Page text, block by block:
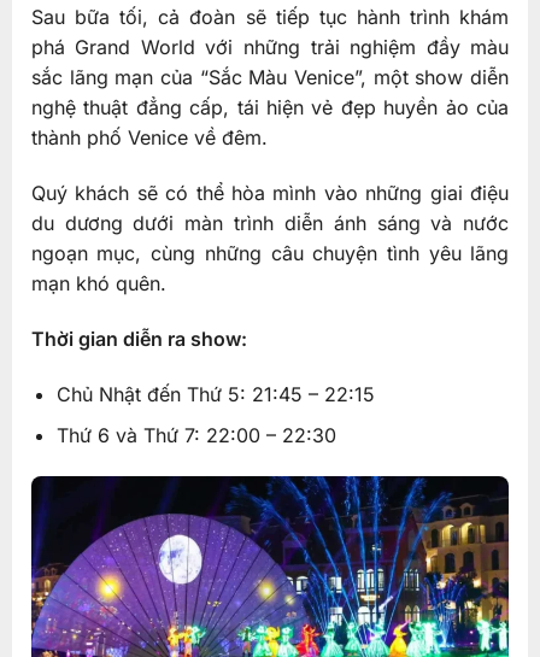
Sau bữa tối, cả đoàn sẽ tiếp tục hành trình khám
phá Grand World với những trải nghiệm đầy màu
sắc lãng mạn của “Sắc Màu Venice”, một show diễn
nghệ thuật đẳng cấp, tái hiện vẻ đẹp huyền ảo của
thành phố Venice về đêm.
Quý khách sẽ có thể hòa mình vào những giai điệu
du dương dưới màn trình diễn ánh sáng và nước
ngoạn mục, cùng những câu chuyện tình yêu lãng
mạn khó quên.
Thời gian diễn ra show:
Chủ Nhật đến Thứ 5: 21:45 – 22:15
Thứ 6 và Thứ 7: 22:00 – 22:30